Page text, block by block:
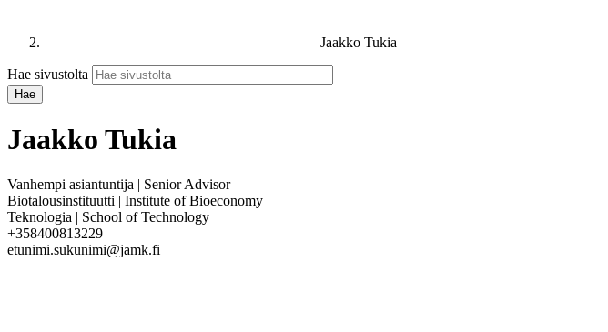
Jaakko Tukia
Hae sivustolta
Jaakko Tukia
Vanhempi asiantuntija | Senior Advisor
Biotalousinstituutti | Institute of Bioeconomy
Teknologia | School of Technology
+358400813229
etunimi.sukunimi@jamk.fi